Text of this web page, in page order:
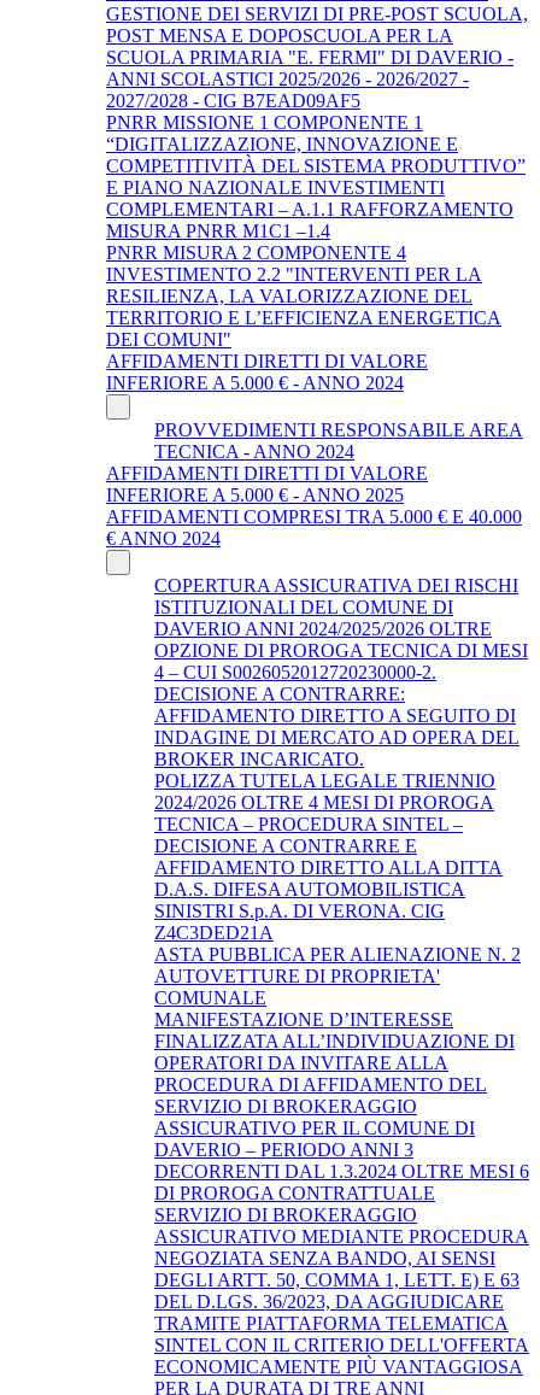
GESTIONE DEI SERVIZI DI PRE-POST SCUOLA,
POST MENSA E DOPOSCUOLA PER LA
SCUOLA PRIMARIA "E. FERMI" DI DAVERIO -
ANNI SCOLASTICI 2025/2026 - 2026/2027 -
2027/2028 - CIG B7EAD09AF5
PNRR MISSIONE 1 COMPONENTE 1
“DIGITALIZZAZIONE, INNOVAZIONE E
COMPETITIVITÀ DEL SISTEMA PRODUTTIVO”
E PIANO NAZIONALE INVESTIMENTI
COMPLEMENTARI – A.1.1 RAFFORZAMENTO
MISURA PNRR M1C1 –1.4
PNRR MISURA 2 COMPONENTE 4
INVESTIMENTO 2.2 "INTERVENTI PER LA
RESILIENZA, LA VALORIZZAZIONE DEL
TERRITORIO E L’EFFICIENZA ENERGETICA
DEI COMUNI"
AFFIDAMENTI DIRETTI DI VALORE
INFERIORE A 5.000 € - ANNO 2024
PROVVEDIMENTI RESPONSABILE AREA
TECNICA - ANNO 2024
AFFIDAMENTI DIRETTI DI VALORE
INFERIORE A 5.000 € - ANNO 2025
AFFIDAMENTI COMPRESI TRA 5.000 € E 40.000
€ ANNO 2024
COPERTURA ASSICURATIVA DEI RISCHI
ISTITUZIONALI DEL COMUNE DI
DAVERIO ANNI 2024/2025/2026 OLTRE
OPZIONE DI PROROGA TECNICA DI MESI
4 – CUI S0026052012720230000-2.
DECISIONE A CONTRARRE:
AFFIDAMENTO DIRETTO A SEGUITO DI
INDAGINE DI MERCATO AD OPERA DEL
BROKER INCARICATO.
POLIZZA TUTELA LEGALE TRIENNIO
2024/2026 OLTRE 4 MESI DI PROROGA
TECNICA – PROCEDURA SINTEL –
DECISIONE A CONTRARRE E
AFFIDAMENTO DIRETTO ALLA DITTA
D.A.S. DIFESA AUTOMOBILISTICA
SINISTRI S.p.A. DI VERONA. CIG
Z4C3DED21A
ASTA PUBBLICA PER ALIENAZIONE N. 2
AUTOVETTURE DI PROPRIETA'
COMUNALE
MANIFESTAZIONE D’INTERESSE
FINALIZZATA ALL’INDIVIDUAZIONE DI
OPERATORI DA INVITARE ALLA
PROCEDURA DI AFFIDAMENTO DEL
SERVIZIO DI BROKERAGGIO
ASSICURATIVO PER IL COMUNE DI
DAVERIO – PERIODO ANNI 3
DECORRENTI DAL 1.3.2024 OLTRE MESI 6
DI PROROGA CONTRATTUALE
SERVIZIO DI BROKERAGGIO
ASSICURATIVO MEDIANTE PROCEDURA
NEGOZIATA SENZA BANDO, AI SENSI
DEGLI ARTT. 50, COMMA 1, LETT. E) E 63
DEL D.LGS. 36/2023, DA AGGIUDICARE
TRAMITE PIATTAFORMA TELEMATICA
SINTEL CON IL CRITERIO DELL'OFFERTA
ECONOMICAMENTE PIÙ VANTAGGIOSA
PER LA DURATA DI TRE ANNI